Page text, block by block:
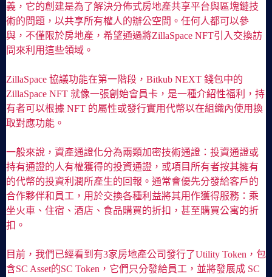
義，它的創建是為了解決分佈式房地產共享平台與區塊鏈技
術的問題，以共享所有權人的辦公空間。任何人都可以參
與，不僅限於房地產，希望通過將ZillaSpace NFT引入交換訪
問來利用這些領域。
ZillaSpace 協議功能在第一階段，Bitkub NEXT 錢包中的
ZillaSpace NFT 就像一張創始會員卡，是一種介紹性福利，持
有者可以根據 NFT 的屬性或發行實用代幣以在組織內使用換
取對應功能。
一般來說，資產通證化分為兩類加密技術通證：投資通證或
持有通證的人有權獲得的投資通證，或項目所有者按其擁有
的代幣的投資利潤所產生的回報。通常會優先分發給客戶的
合作夥伴和員工，用於交換各種利益將其用作獲得服務：乘
坐火車、住宿、酒店、食品購買的折扣，甚至購買公寓的折
扣。
目前，我們已經看到有3家房地產公司發行了Utility Token，包
含SC Asset的SC Token，它們只分發給員工，並將發展成 SC